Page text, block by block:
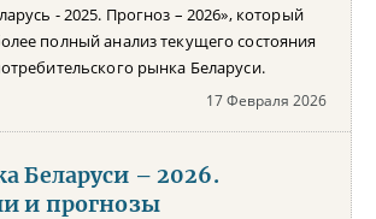
- 2025. Прогноз – 2026», который
полный анализ текущего состояния
рынка Беларуси.
17 Февраля 2026
Беларуси – 2026.
и прогнозы